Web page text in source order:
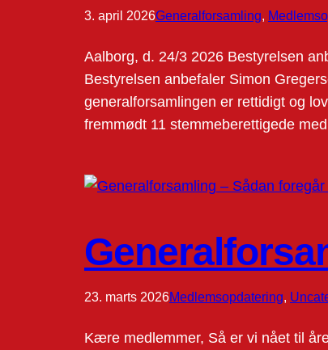
3. april 2026Generalforsamling,
Aalborg, d. 24/3 2026 Bestyrelsen
Bestyrelsen anbefaler Simon
generalforsamlingen er rettidigt og
fremmødt 11 stemmeberettigede
23. marts 2026Medlemsopdatering,
Kære medlemmer, Så er vi nået til